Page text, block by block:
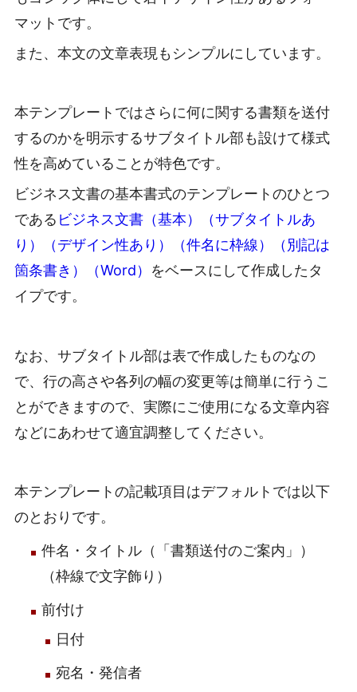
マットです。
また、本文の文章表現もシンプルにしています。
本テンプレートではさらに何に関する書類を送付
するのかを明示するサブタイトル部も設けて様式
性を高めていることが特色です。
ビジネス文書の基本書式のテンプレートのひとつ
である ビジネス文書（基本）（サブタイトルあ
り）（デザイン性あり）（件名に枠線）（別記は
箇条書き）（Word） をベースにして作成したタ
イプです。
なお、サブタイトル部は表で作成したものなの
で、行の高さや各列の幅の変更等は簡単に行うこ
とができますので、実際にご使用になる文章内容
などにあわせて適宜調整してください。
本テンプレートの記載項目はデフォルトでは以下
のとおりです。
件名・タイトル（「書類送付のご案内」）
（枠線で文字飾り）
前付け
日付
宛名・発信者